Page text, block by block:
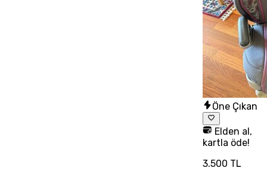
Öne Çıkan
Elden al,
kartla öde!
3.500 TL